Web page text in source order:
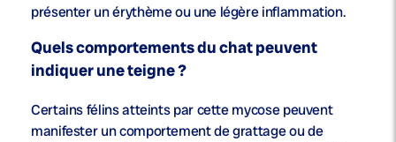
présenter un érythème ou une légère inflammation.
Quels comportements du chat peuvent
indiquer une teigne ?
Certains félins atteints par cette mycose peuvent
manifester un comportement de grattage ou de